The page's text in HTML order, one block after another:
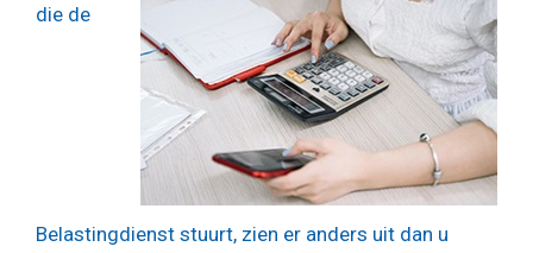
die de
Belastingdienst stuurt, zien er anders uit dan u